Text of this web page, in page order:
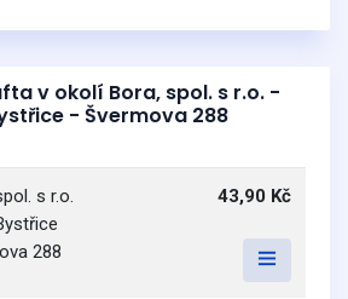
v okolí Bora, spol. s r.o. -
- Švermova 288
s r.o.
288
43,90 Kč